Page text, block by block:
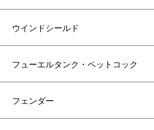
ウインドシールド
フューエルタンク・ペットコック
フェンダー